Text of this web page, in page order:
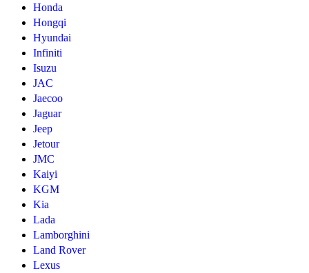
Honda
Hongqi
Hyundai
Infiniti
Isuzu
JAC
Jaecoo
Jaguar
Jeep
Jetour
JMC
Kaiyi
KGM
Kia
Lada
Lamborghini
Land Rover
Lexus